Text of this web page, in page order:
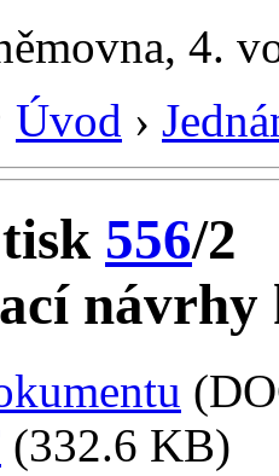
4.
Úvod ›
556/2
(332.6 KB)